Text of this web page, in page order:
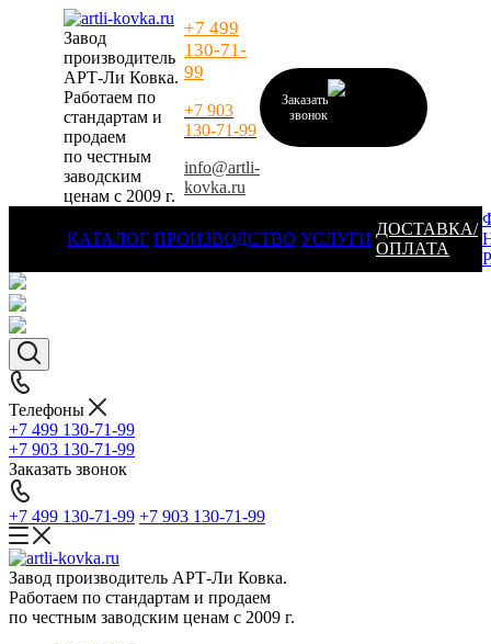
Завод
производитель
АРТ-Ли Ковка.
Работаем по
стандартам и
продаем
по честным
заводским
ценам с 2009 г.
+7 499
130-71-
99
+7 903
130-71-99
info@artli-
kovka.ru
Заказать
звонок
КАТАЛОГ ПРОИЗВОДСТВО УСЛУГИ
ДОСТАВКА/
ОПЛАТА
Телефоны
+7 499 130-71-99
+7 903 130-71-99
Заказать звонок
+7 499 130-71-99 +7 903 130-71-99
Завод производитель АРТ-Ли Ковка.
Работаем по стандартам и продаем
по честным заводским ценам с 2009 г.